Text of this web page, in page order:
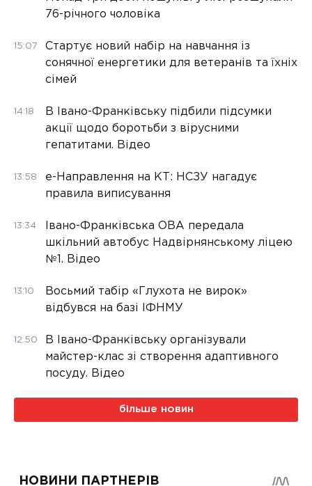
76-річного чоловіка
15:07
Стартує новий набір на навчання із
сонячної енергетики для ветеранів та їхніх
сімей
14:18
В Івано-Франківську підбили підсумки
акції щодо боротьби з вірусними
гепатитами. Відео
13:58
е-Направлення на КТ: НСЗУ нагадує
правила виписування
13:34
Івано-Франківська ОВА передала
шкільний автобус Надвірнянському ліцею
№1. Відео
13:10
Восьмий табір «Глухота не вирок»
відбувся на базі ІФНМУ
12:50
В Івано-Франківську організували
майстер-клас зі створення адаптивного
посуду. Відео
більше новин